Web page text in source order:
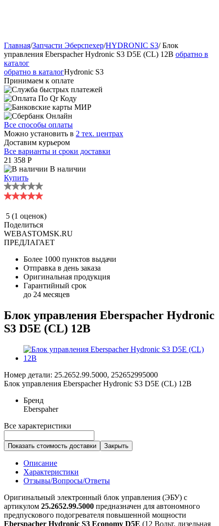
Главная/Запчасти Эберспехер/HYDRONIC S3/ Блок
управления Eberspacher Hydronic S3 D5E (CL) 12В обратно в
каталог
обратно в каталогHydronic S3
Принимаем к оплате
Все способы оплаты
Можно установить в 2 тех. центрах
Доставим курьером
Все варианты и сроки доставки
21 358 P
В наличии
Купить
5 (1 оценок)
Поделиться
WEBASTOMSK.RU
ПРЕДЛАГАЕТ
Более 1000 пунктов выдачи
Отправка в день заказа
Оригинальная продукция
Гарантийный срок
до 24 месяцев
Блок управления Eberspacher Hydronic
S3 D5E (CL) 12В
Номер детали: 25.2652.99.5000, 252652995000
Блок управления Eberspacher Hydronic S3 D5E (CL) 12В
Бренд
Eberspaher
Все характеристики
Показать стоимость доставки Закрыть
Описание
Характеристики
Отзывы/Вопросы/Ответы
Оригинальный электронный блок управления (ЭБУ) с
артикулом 25.2652.99.5000 предназначен для автономного
предпускового подогревателя повышенной мощности
Eberspacher Hydronic S3 Economy D5E (12 Вольт, дизельная